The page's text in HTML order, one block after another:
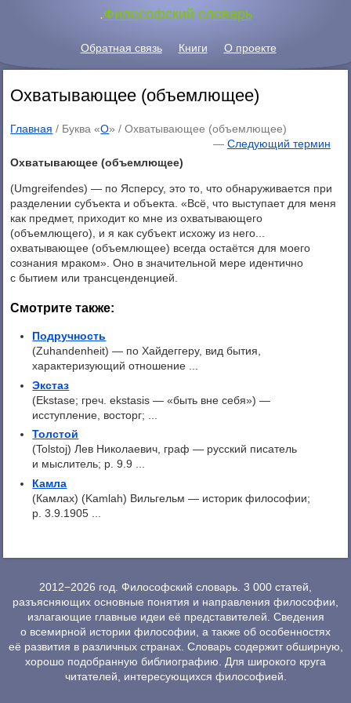
.Философский словарь
Обратная связь Книги О проекте
Охватывающее (объемлющее)
Главная / Буква «О» /Охватывающее (объемлющее)
— Следующий термин
Охватывающее (объемлющее)
(Umgreifendes) — по Ясперсу, это то, что обнаруживается при
разделении субъекта и объекта. «Всё, что выступает для меня
как предмет, приходит ко мне из охватывающего
(объемлющего), и я как субъект исхожу из него...
охватывающее (объемлющее) всегда остаётся для моего
сознания мраком». Оно в значительной мере идентично
с бытием или трансценденцией.
Смотрите также:
Подручность
(Zuhandenheit) — по Хайдеггеру, вид бытия,
характеризующий отношение ...
Экстаз
(Ekstase; греч. ekstasis — «быть вне себя») —
исступление, восторг; ...
Толстой
(Tolstoj) Лев Николаевич, граф — русский писатель
и мыслитель; р. 9.9 ...
Камла
(Камлах) (Kamlah) Вильгельм — историк философии;
р. 3.9.1905 ...
2012−2026 год. Философский словарь. 3 000 статей,
разъясняющих основные понятия и направления философии,
излагающие главные идеи её представителей. Сведения
о всемирной истории философии, а также об особенностях
её развития в различных странах. Словарь содержит обширную,
хорошо подобранную библиографию. Для широкого круга
читателей, интересующихся философией.